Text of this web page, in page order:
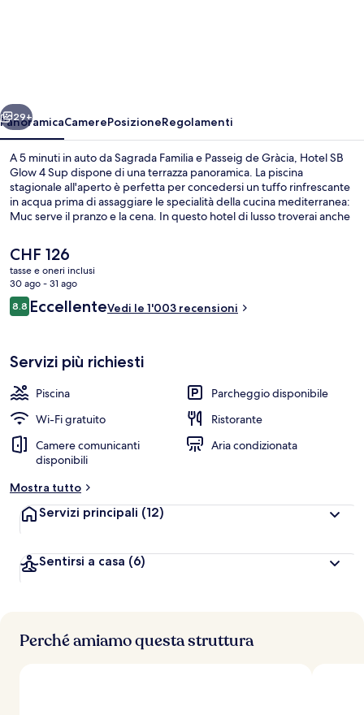
Avanti
29+
PanoramicaCamerePosizioneRegolamenti
A 5 minuti in auto da Sagrada Familia e Passeig de Gràcia, Hotel SB
Glow 4 Sup dispone di una terrazza panoramica. La piscina
stagionale all'aperto è perfetta per concedersi un tuffo rinfrescante
in acqua prima di assaggiare le specialità della cucina mediterranea:
Muc serve il pranzo e la cena. In questo hotel di lusso troverai anche
una sauna. Le recensioni degli ospiti lodano il personale gentile della
struttura. Approfitta dei mezzi pubblici nelle vicinanze: Fermata del
tram di La Farinera è a 5 min e Fermata del tram di Ca l'Aranyó a 5 min
a piedi.
Il
prezzo
attuale
è
CHF 126
CHF 126
tasse e oneri inclusi
30 ago - 31 ago
Recensioni
8.88.8 su 10
EccellenteVedi le 1'003 recensioni
Servizi più richiesti
Piscina
Parcheggio disponibile
Wi-Fi gratuito
Ristorante
Camere comunicanti
disponibili
Aria condizionata
Mostra tutto
Servizi principali (12)
Sentirsi a casa (6)
Perché amiamo questa struttura